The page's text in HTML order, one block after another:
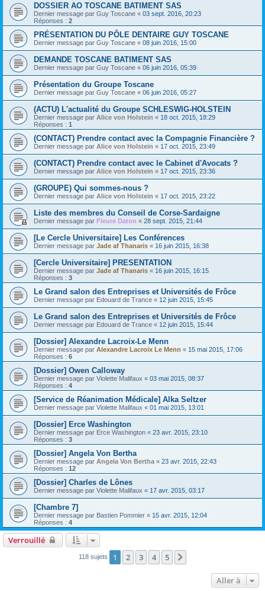
DOSSIER AO TOSCANE BATIMENT SAS
Dernier message par Guy Toscane « 03 sept. 2016, 20:23
Réponses : 2
PRÉSENTATION DU PÔLE DENTAIRE GUY TOSCANE
Dernier message par Guy Toscane « 08 juin 2016, 15:00
DEMANDE TOSCANE BATIMENT SAS
Dernier message par Guy Toscane « 06 juin 2016, 05:39
Présentation du Groupe Toscane
Dernier message par Guy Toscane « 06 juin 2016, 05:27
(ACTU) L'actualité du Groupe SCHLESWIG-HOLSTEIN
Dernier message par Alice von Holstein « 18 oct. 2015, 18:29
Réponses : 1
(CONTACT) Prendre contact avec la Compagnie Financière ?
Dernier message par Alice von Holstein « 17 oct. 2015, 23:49
(CONTACT) Prendre contact avec le Cabinet d'Avocats ?
Dernier message par Alice von Holstein « 17 oct. 2015, 23:36
(GROUPE) Qui sommes-nous ?
Dernier message par Alice von Holstein « 17 oct. 2015, 23:22
Liste des membres du Conseil de Corse-Sardaigne
Dernier message par Fleure Daton « 28 sept. 2015, 21:44
[Le Cercle Universitaire] Les Conférences
Dernier message par Jade af Thanaris « 16 juin 2015, 16:38
[Cercle Universitaire] PRESENTATION
Dernier message par Jade af Thanaris « 16 juin 2015, 16:15
Réponses : 3
Le Grand salon des Entreprises et Universités de Frôce
Dernier message par Edouard de Trance « 12 juin 2015, 15:45
Le Grand salon des Entreprises et Universités de Frôce
Dernier message par Edouard de Trance « 12 juin 2015, 15:44
[Dossier] Alexandre Lacroix-Le Menn
Dernier message par Alexandre Lacroix Le Menn « 15 mai 2015, 17:06
Réponses : 6
[Dossier] Owen Calloway
Dernier message par Violette Malifaux « 03 mai 2015, 08:37
Réponses : 4
[Service de Réanimation Médicale] Alka Seltzer
Dernier message par Violette Malifaux « 01 mai 2015, 13:01
[Dossier] Erce Washington
Dernier message par Erce Washington « 23 avr. 2015, 23:10
Réponses : 3
[Dossier] Angela Von Bertha
Dernier message par Angela Von Bertha « 23 avr. 2015, 22:43
Réponses : 12
[Dossier] Charles de Lônes
Dernier message par Violette Malifaux « 17 avr. 2015, 03:17
[Chambre 7]
Dernier message par Bastien Pommier « 15 avr. 2015, 12:04
Réponses : 4
Verrouillé
118 sujets 1 2 3 4 5
Aller à